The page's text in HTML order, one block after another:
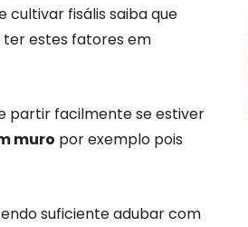
cultivar fisális saiba que
ter estes fatores em
partir facilmente se estiver
muro por exemplo pois
suficiente adubar com